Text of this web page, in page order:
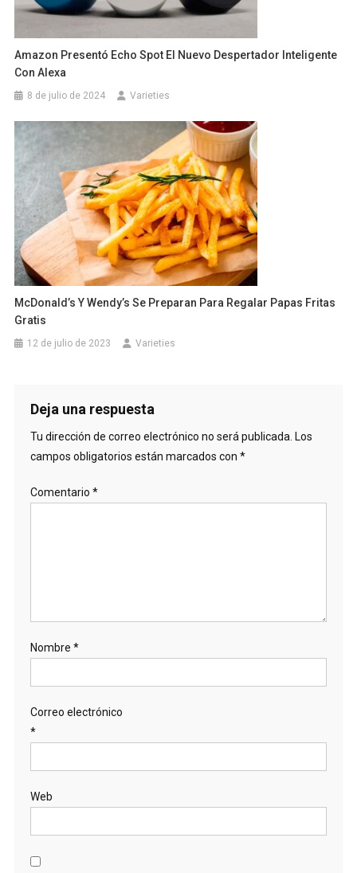
Amazon Presentó Echo Spot El Nuevo Despertador Inteligente
Con Alexa
8 de julio de 2024 Varieties
McDonald’s Y Wendy’s Se Preparan Para Regalar Papas Fritas
Gratis
12 de julio de 2023 Varieties
Deja una respuesta
Tu dirección de correo electrónico no será publicada. Los
campos obligatorios están marcados con *
Comentario *
Nombre *
Correo electrónico
*
Web